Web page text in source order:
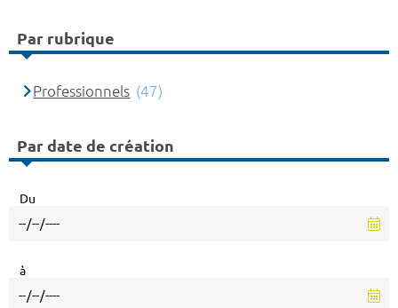
Par rubrique
Professionnels (47)
Par date de création
Du
à